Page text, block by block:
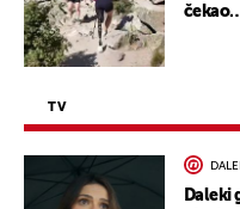
TV
Daleki